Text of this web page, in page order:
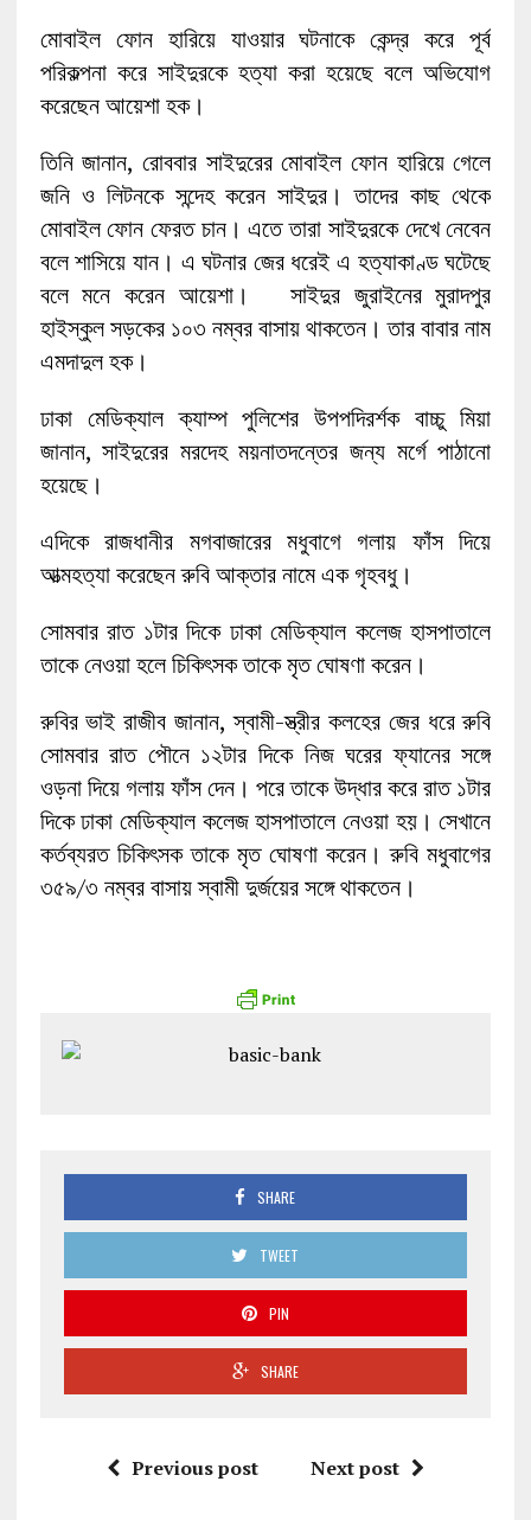
মোবাইল ফোন হারিয়ে যাওয়ার ঘটনাকে কেন্দ্র করে পূর্ব
পরিকল্পনা করে সাইদুরকে হত্যা করা হয়েছে বলে অভিযোগ
করেছেন আয়েশা হক।
তিনি জানান, রোববার সাইদুরের মোবাইল ফোন হারিয়ে গেলে
জনি ও লিটনকে সন্দেহ করেন সাইদুর। তাদের কাছ থেকে
মোবাইল ফোন ফেরত চান। এতে তারা সাইদুরকে দেখে নেবেন
বলে শাসিয়ে যান। এ ঘটনার জের ধরেই এ হত্যাকাণ্ড ঘটেছে
বলে মনে করেন আয়েশা। সাইদুর জুরাইনের মুরাদপুর
হাইস্কুল সড়কের ১০৩ নম্বর বাসায় থাকতেন। তার বাবার নাম
এমদাদুল হক।
ঢাকা মেডিক্যাল ক্যাম্প পুলিশের উপপদিরর্শক বাচ্চু মিয়া
জানান, সাইদুরের মরদেহ ময়নাতদন্তের জন্য মর্গে পাঠানো
হয়েছে।
এদিকে রাজধানীর মগবাজারের মধুবাগে গলায় ফাঁস দিয়ে
আত্মহত্যা করেছেন রুবি আক্তার নামে এক গৃহবধু।
সোমবার রাত ১টার দিকে ঢাকা মেডিক্যাল কলেজ হাসপাতালে
তাকে নেওয়া হলে চিকিৎসক তাকে মৃত ঘোষণা করেন।
রুবির ভাই রাজীব জানান, স্বামী-স্ত্রীর কলহের জের ধরে রুবি
সোমবার রাত পৌনে ১২টার দিকে নিজ ঘরের ফ্যানের সঙ্গে
ওড়না দিয়ে গলায় ফাঁস দেন। পরে তাকে উদ্ধার করে রাত ১টার
দিকে ঢাকা মেডিক্যাল কলেজ হাসপাতালে নেওয়া হয়। সেখানে
কর্তব্যরত চিকিৎসক তাকে মৃত ঘোষণা করেন। রুবি মধুবাগের
৩৫৯/৩ নম্বর বাসায় স্বামী দুর্জয়ের সঙ্গে থাকতেন।
SHARE
TWEET
PIN
SHARE
Previous post Next post